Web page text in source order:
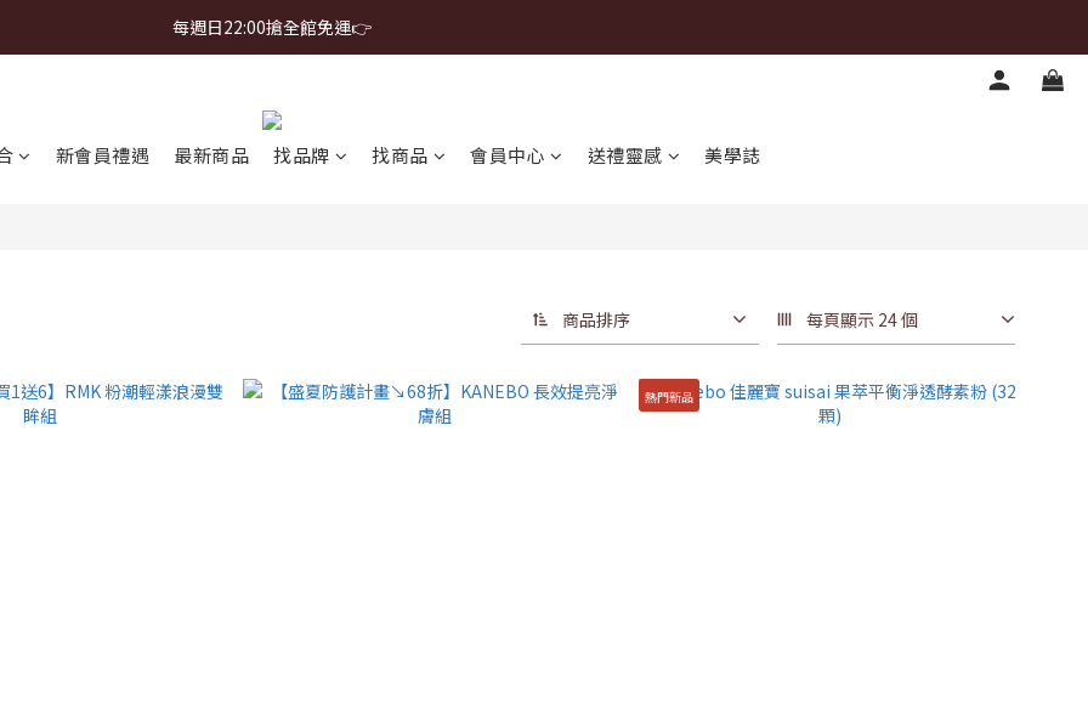
首購免運 $499 起 ＋ 加 LINE 領 $300 折價券 ➤
每週日22:00搶全館免運👉
新會員禮遇 最新商品 找品牌 找商品 會員中心 送禮靈感 美學誌
商品排序 每頁顯示 24 個
熱門新品